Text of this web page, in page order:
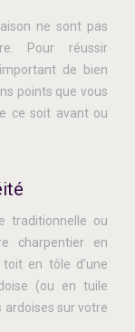
ne sont pas
Pour réussir
de bien
points que vous
ce soit avant ou
traditionnelle ou
charpentier en
toit en tôle d'une
(ou en tuile
ardoises sur votre